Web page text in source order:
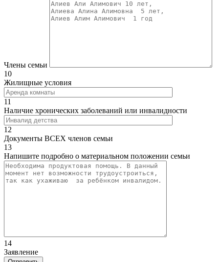
Члены семьи
10
Жилищные условия
11
Наличие хронических заболеваний или инвалидности
12
Документы ВСЕХ членов семьи
13
Напишите подробно о материальном положении семьи
14
Заявление